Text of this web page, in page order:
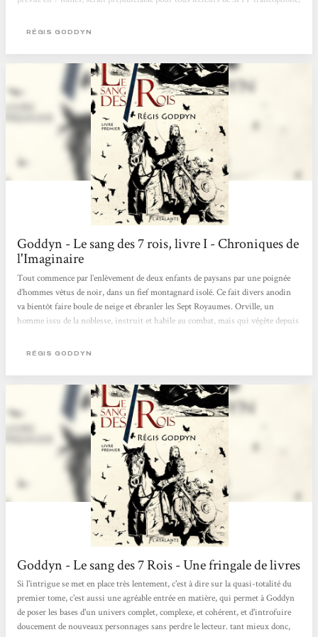
confins du premier royaume, dans un monde divisé en 7. [...] Par petites
l’information qui nous...
RÉGIS GODDYN
Goddyn - Le sang des 7 rois, livre I - Chroniques de
l'Imaginaire
Tout commence par l’enlèvement de deux enfants de paysans par une poignée
d’hommes vêtus de noir, dans un fief montagnard isolé. Ce fait divers anodin
va bientôt faire boule de neige et ébranler les Sept Royaumes. Orville, un
homme issu de la noblesse, instruit et habile au combat, mais qui végète depuis
passe jamais rien, reçoit une mission singulière : traquer le commando à tout
de capitaine-ambassadeur-militaire,...
RÉGIS GODDYN
Goddyn - Le sang des 7 Rois - Une fringale de livres
Si l'intrigue se met en place très lentement, c'est à dire sur la quasi-totalité du
premier tome, c'est aussi une agréable entrée en matière, qui permet à Goddyn
de poser les bases d'un univers complet, complexe, et cohérent, et d'introfuire
doucement de nouveaux personnages sans perdre le lecteur. tant mieux donc,